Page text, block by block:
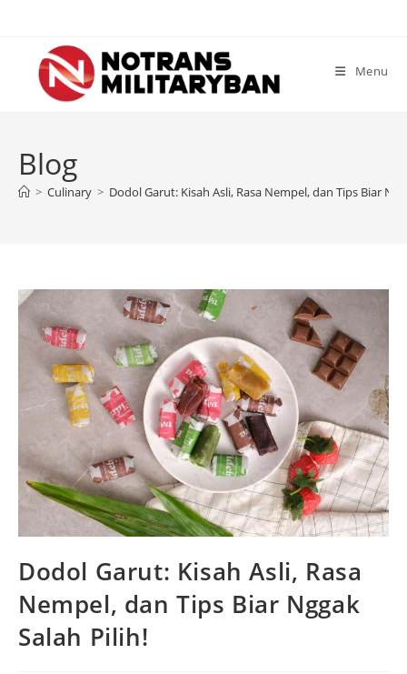
content
Menu
Blog
> Culinary > Dodol Garut: Kisah Asli, Rasa Nempel, dan Tips Biar
Dodol Garut: Kisah Asli, Rasa
Nempel, dan Tips Biar Nggak
Salah Pilih!